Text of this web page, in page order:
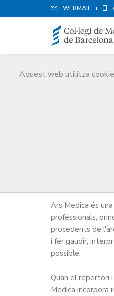
WEBMAIL
Aquest web utilitza
Ars Medica és
professionals,
procedents de
i fer gaudir,
possible.
Quan el repertori
Medica incorpora